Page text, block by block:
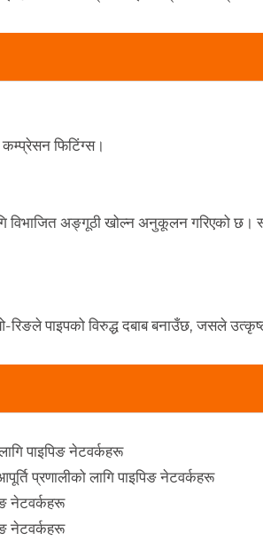
कम्प्रेसन फिटिंग्स।
विभाजित अङ्गूठी खोल्न अनुकूलन गरिएको छ।
पाइपको विरुद्ध दबाब बनाउँछ, जसले
पाइपिङ नेटवर्कहरू
प्रणालीको लागि पाइपिङ नेटवर्कहरू
नेटवर्कहरू
नेटवर्कहरू